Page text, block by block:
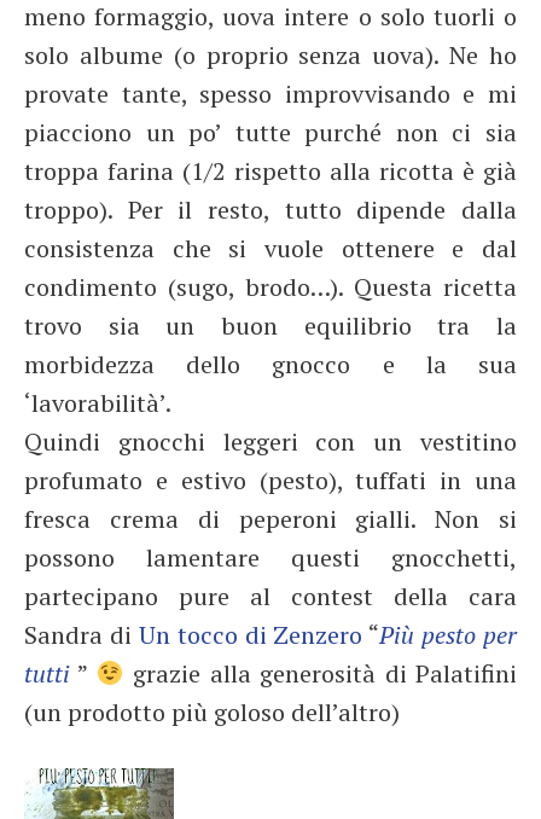
meno formaggio, uova intere o solo tuorli o
solo albume (o proprio senza uova). Ne ho
provate tante, spesso improvvisando e mi
piacciono un po’ tutte purché non ci sia
troppa farina (1/2 rispetto alla ricotta è già
troppo). Per il resto, tutto dipende dalla
consistenza che si vuole ottenere e dal
condimento (sugo, brodo…). Questa ricetta
trovo sia un buon equilibrio tra la
morbidezza dello gnocco e la sua
‘lavorabilità’.
Quindi gnocchi leggeri con un vestitino
profumato e estivo (pesto), tuffati in una
fresca crema di peperoni gialli. Non si
possono lamentare questi gnocchetti,
partecipano pure al contest della cara
Sandra di Un tocco di Zenzero “Più pesto per
tutti ”
grazie alla generosità di Palatifini
(un prodotto più goloso dell’altro)